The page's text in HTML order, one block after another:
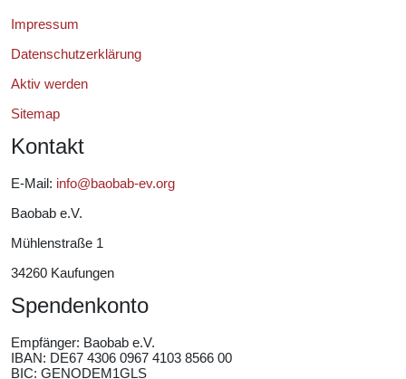
Impressum
Datenschutzerklärung
Aktiv werden
Sitemap
Kontakt
E-Mail: info@baobab-ev.org
Baobab e.V.
Mühlenstraße 1
34260 Kaufungen
Spendenkonto
Empfänger: Baobab e.V.
IBAN: DE67 4306 0967 4103 8566 00
BIC: GENODEM1GLS